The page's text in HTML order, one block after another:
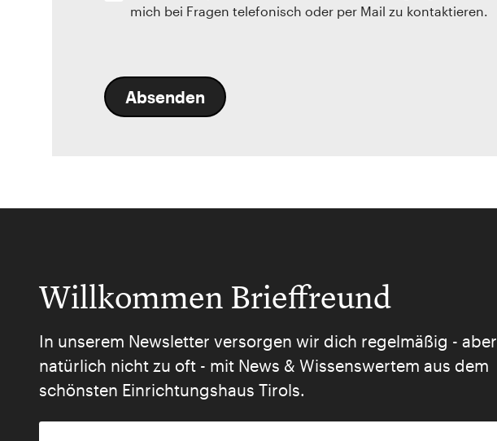
mich bei Fragen telefonisch oder per Mail zu kontaktieren.
Absenden
Willkommen Brieffreund
In unserem Newsletter versorgen wir dich regelmäßig - aber
natürlich nicht zu oft - mit News & Wissenswertem aus dem
schönsten Einrichtungshaus Tirols.